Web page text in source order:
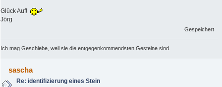
Glück Auf!
Jörg
Gespeichert
Ich mag Geschiebe, weil sie die entgegenkommendsten Gesteine sind.
sascha
Re: identifizierung eines Stein